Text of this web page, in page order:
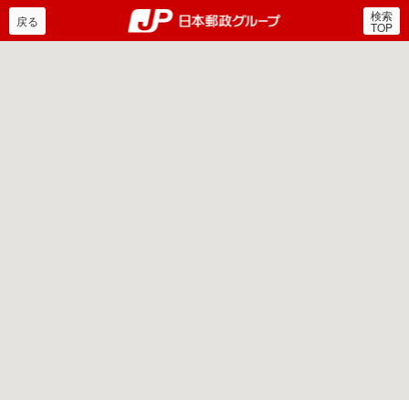
郵便局・日本郵政グルー
戻る 検索
TOP